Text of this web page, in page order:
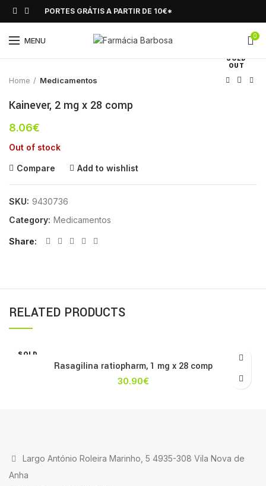
PORTES GRÁTIS A PARTIR DE 10€*
MENU 0
SOLD
OUT
Click to enlarge
Home Medicamentos
Kainever, 2 mg x 28 comp
8.06€
Out of stock
Compare Add to wishlist
SKU: 9430736
Category: Medicamentos
Share
RELATED PRODUCTS
SOLD
Rasagilina ratiopharm, 1 mg x 28 comp
30.90€
Largo António Roleira Marinho, 5 4935-308 Vila Nova de
Anha